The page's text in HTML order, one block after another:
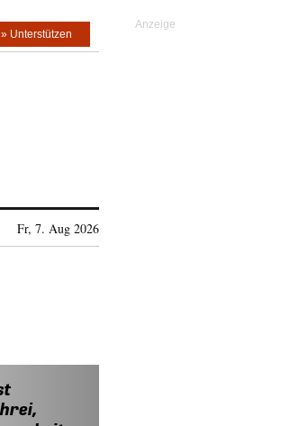
» Unterstützen
Fr, 7. Aug 2026